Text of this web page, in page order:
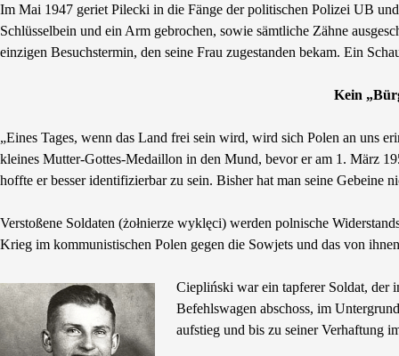
Im Mai 1947 geriet Pilecki in die Fänge der politischen Polizei UB
Schlüsselbein und ein Arm gebrochen, sowie sämtliche Zähne
einzigen Besuchstermin, den seine Frau zugestanden bekam. Ein
Kein
„Eines Tages, wenn das Land frei sein wird, wird sich Polen an uns
kleines Mutter-Gottes-Medaillon in den Mund, bevor er am 1. März
hoffte er besser identifizierbar zu sein. Bisher hat man seine Gebeine
Verstoßene Soldaten (żołnierze wyklęci) werden polnische
Krieg im kommunistischen Polen gegen die Sowjets und das von
Ciepliński war ein tapferer Soldat, der
Befehlswagen abschoss, im
aufstieg und bis zu seiner Verhaftung